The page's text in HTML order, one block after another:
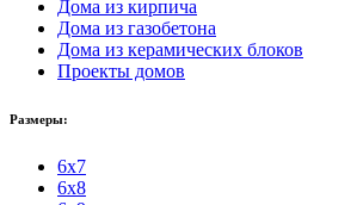
Дома из кирпича
Дома из газобетона
Дома из керамических блоков
Проекты домов
Размеры:
6x7
6x8